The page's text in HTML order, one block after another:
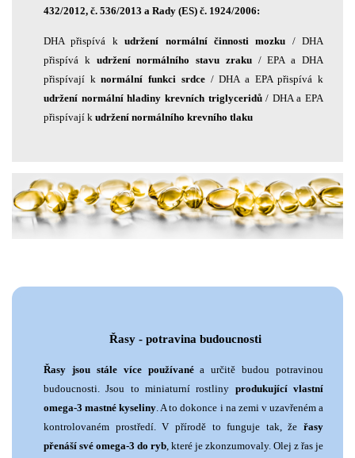
432/2012, č. 536/2013 a Rady (ES) č. 1924/2006:
DHA přispívá kudržení normální činnosti mozku / DHA
přispívá k udržení normálního stavu zraku/ EPA a DHA
přispívají knormální funkci srdce/ DHA a EPA přispívá k
udržení normální hladiny krevních triglyceridů/ DHA a EPA
přispívají k udržení normálního krevního tlaku
Řasy - potravina budoucnosti
Řasy jsou stále více používanéa určitě budou potravinou
budoucnosti. Jsou to miniaturní rostliny produkující vlastní
omega-3 mastné kyseliny. A to dokonce i na zemi v uzavřeném a
kontrolovaném prostředí. V přírodě to funguje tak, že řasy
přenáší své omega-3 do ryb, které je zkonzumovaly. Olej z řas je